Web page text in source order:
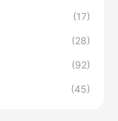
(17)
(28)
(92)
(45)